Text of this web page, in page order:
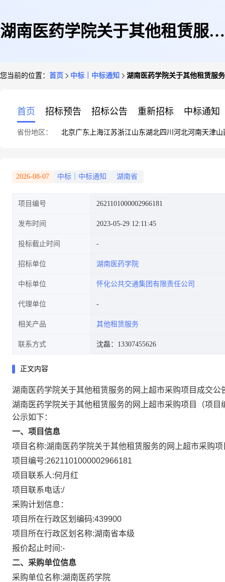
湖南医药学院关于其他租赁服务
您当前的位置： 首页 中标｜中标通知 湖南医药学院关于其他租赁服
首页 招标预告 招标公告 重新招标 中标通知
省份地区： 北京广东 上海江苏浙江山东湖北四川 河北河南天津山
2026-08-07 中标｜中标通知 湖南省
项目编号 2621101000002966181
发布时间 2023-05-29 12:11:45
投标截止时间
招标单位 湖南医药学院
中标单位 怀化公共交通集团有限责任公司
代理单位
相关产品 其他租赁服务
联系方式 沈磊：13307455626
正文内容
湖南医药学院关于其他租赁服务的网上超市采购项目成交公
湖南医药学院关于其他租赁服务的网上超市采购项目
（项目
公示如下：
一、项目信息
项目名称:湖南医药学院关于其他租赁服务的网上超市采购项
项目编号:2621101000002966181
项目联系人:何月红
项目联系电话:/
采购计划信息：
项目所在行政区划编码:439900
项目所在行政区划名称:湖南省本级
报价起止时间:-
二、采购单位信息
采购单位名称:湖南医药学院